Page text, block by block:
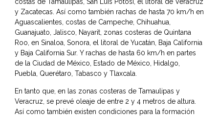
costas de Tamaulipas, San Luis Potosí, el litoral de Veracruz
y Zacatecas. Así como también rachas de hasta 70 km/h en
Aguascalientes, costas de Campeche, Chihuahua,
Guanajuato, Jalisco, Nayarit, zonas costeras de Quintana
Roo, en Sinaloa, Sonora, el litoral de Yucatán, Baja California
y Baja California Sur. Y rachas de hasta 60 km/h en partes
de la Ciudad de México, Estado de México, Hidalgo,
Puebla, Querétaro, Tabasco y Tlaxcala.
En tanto que, en las zonas costeras de Tamaulipas y
Veracruz, se prevé oleaje de entre 2 y 4 metros de altura.
Así como también existen condiciones para la formación